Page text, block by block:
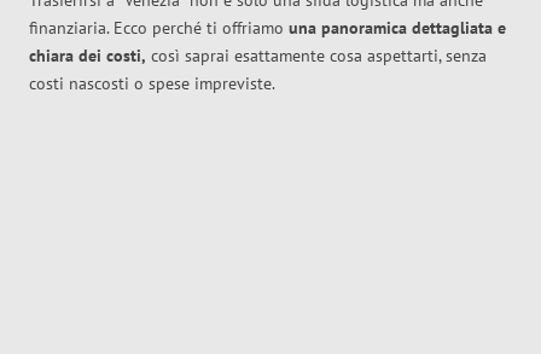
finanziaria. Ecco perché ti offriamo una panoramica dettagliata e
chiara dei costi, così saprai esattamente cosa aspettarti, senza
costi nascosti o spese impreviste.